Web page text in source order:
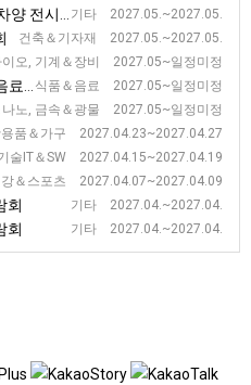
기타 2027.05.~2027.05.
전시회
건축＆기자재 2027.05.~2027.05.
이오, 기계＆장비 2027.05~일정미정
전시회 [CHITEX]
식품＆음료 2027.05~일정미정
회
나노, 금속＆광물 2027.05~일정미정
회 [WCIF]
용품＆가구 2027.04.23~2027.04.27
상품 교역 전시회 (2기)
술IT＆SW 2027.04.15~2027.04.19
상품 교역 전시회 (1기)
강＆스포츠 2027.04.07~2027.04.09
기타 2027.04.~2027.04.
회
기타 2027.04.~2027.04.
회